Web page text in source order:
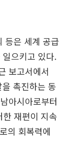
등은 세계 공급
으키고 있다.
보고서에서
촉진하는 동
아시아로부터
재편이 지속
의 회복력에